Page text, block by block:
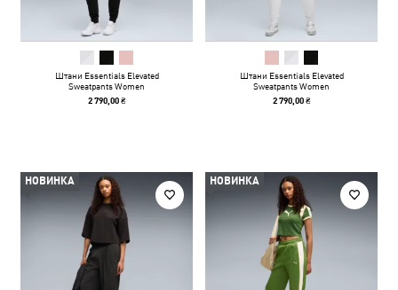
Штани Essentials Elevated
Sweatpants Women
2 790,00 ₴
Штани Essentials Elevated
Sweatpants Women
2 790,00 ₴
НОВИНКА НОВИНКА